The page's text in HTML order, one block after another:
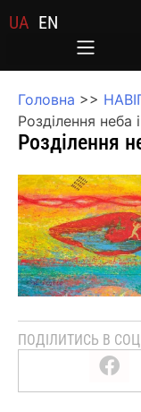
UA EN
Головна >>
Розділення неба
Розділення
ПОДІЛИТИСЬ В